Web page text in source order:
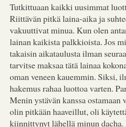
Tutkittuaan kaikki uusimmat
Riittävän pitkä laina-aika ja
vakuuttivat minua. Kun olen
lainan kaikista palkkioista. Jos
takaisin aikataulusta ilman
tarvitse maksaa tätä lainaa
oman veneen kauemmin. Siksi,
hakemus rahaa luottoa varten.
Menin ystävän kanssa ostamaan
olin pitkään haaveillut, oli
kiinnittynyt lähellä minun